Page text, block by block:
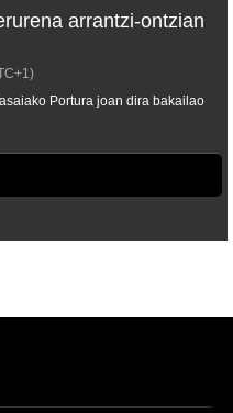
arrantzi-ontzian
Portura joan dira bakailao